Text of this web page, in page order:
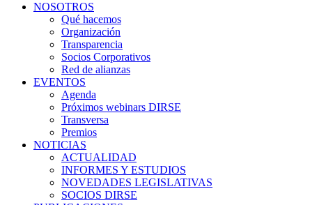
NOSOTROS
Qué hacemos
Organización
Transparencia
Socios Corporativos
Red de alianzas
EVENTOS
Agenda
Próximos webinars DIRSE
Transversa
Premios
NOTICIAS
ACTUALIDAD
INFORMES Y ESTUDIOS
NOVEDADES LEGISLATIVAS
SOCIOS DIRSE